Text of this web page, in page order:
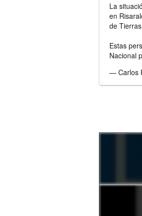
La
en
de
Estas
Nacional
— Carlos